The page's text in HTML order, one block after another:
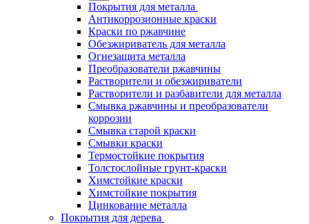
Покрытия для металла
Антикоррозионные краски
Краски по ржавчине
Обезжириватель для металла
Огнезащита металла
Преобразователи ржавчины
Растворители и обезжириватели
Растворители и разбавители для металла
Смывка ржавчины и преобразователи
коррозии
Смывка старой краски
Смывки краски
Термостойкие покрытия
Толстослойные грунт-краски
Химстойкие краски
Химстойкие покрытия
Цинкование металла
Покрытия для дерева